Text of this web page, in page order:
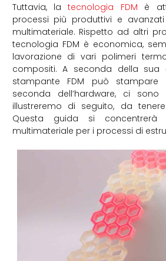
Tuttavia, latecnologia FDM è
processi più produttivi e
multimateriale. Rispetto ad altri
tecnologia FDM è economica,
lavorazione di vari polimeri
compositi. A seconda della sua
stampante FDM può stampare
seconda dell’hardware, ci
illustreremo di seguito, da
Questa guida si
multimateriale per i processi di